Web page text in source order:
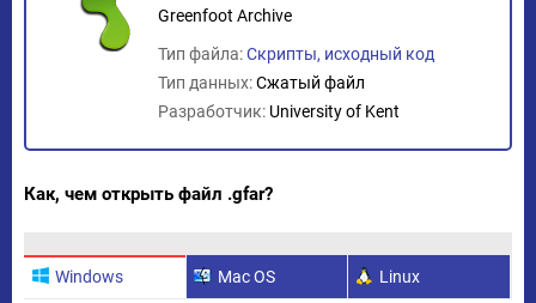
Greenfoot Archive
Тип файла:Скрипты, исходный код
Тип данных:Сжатый файл
Разработчик: University of Kent
Как, чем открыть файл .gfar?
Windows Mac OS Linux